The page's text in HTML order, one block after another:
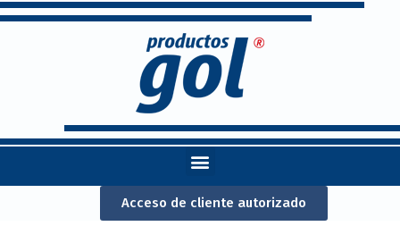
Acceso de cliente autorizado